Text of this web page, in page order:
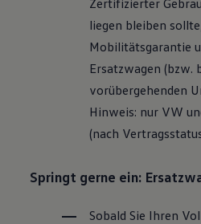
liegen bleiben
Mobilitätsgarantie
Ersatzwagen (bzw.
vorübergehenden
Hinweis: nur VW
(nach
Springt gerne ein:
Sobald Sie Ihren